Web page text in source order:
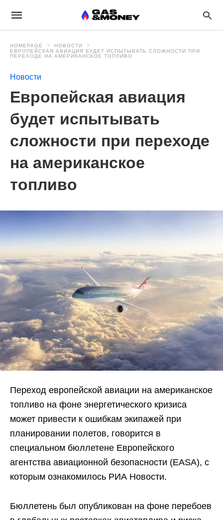
HOMEPAGE
НОВОСТИ
ЕВРОПЕЙСКАЯ АВИАЦИЯ БУДЕТ ИСПЫТЫВАТЬ СЛОЖНОСТИ ПРИ
ПЕРЕХОДЕ НА АМЕРИКАНСКОЕ ТОПЛИВО
Новости
Европейская авиация
будет испытывать
сложности при переходе
на американское
топливо
Переход европейской авиации на американское
топливо на фоне энергетического кризиса
может привести к ошибкам экипажей при
планировании полетов, говорится в
специальном бюллетене Европейского
агентства авиационной безопасности (EASA), с
которым ознакомилось РИА Новости.
Бюллетень был опубликован на фоне перебоев